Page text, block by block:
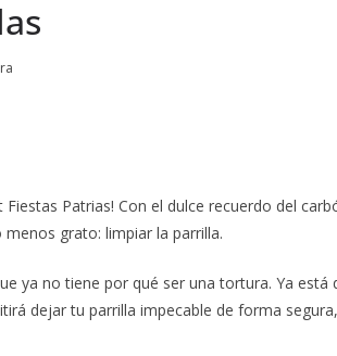
Patrias! Con el dulce recuerdo del
grato: limpiar la parrilla.
ya no tiene por qué ser una tortura. Ya está
dejar tu parrilla impecable de forma